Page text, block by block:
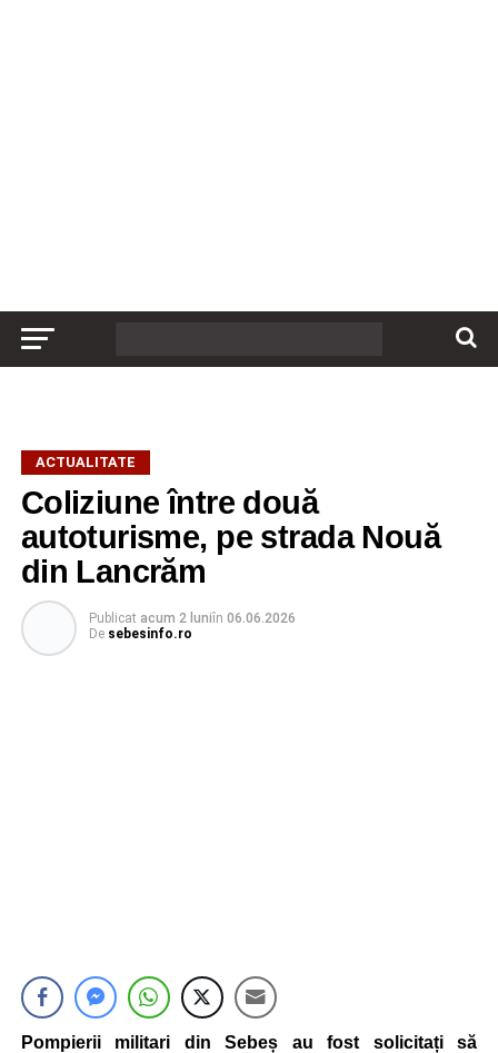
ACTUALITATE
Coliziune între două
autoturisme, pe strada Nouă
din Lancrăm
Publicat acum 2 luniîn 06.06.2026
De sebesinfo.ro
Pompierii militari din Sebeș au fost solicitați să